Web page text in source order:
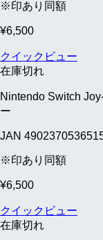
※印あり同額
¥6,500
クイックビュー
在庫切れ
Nintendo Switch
ー
JAN
※印あり同額
¥6,500
クイックビュー
在庫切れ